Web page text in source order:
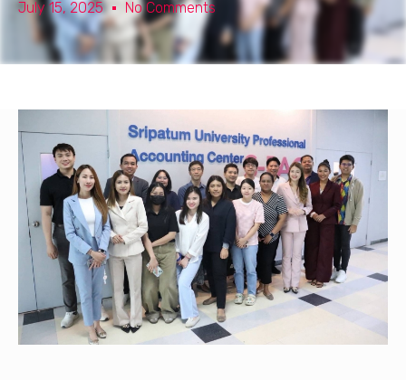
July 15, 2025 No Comments